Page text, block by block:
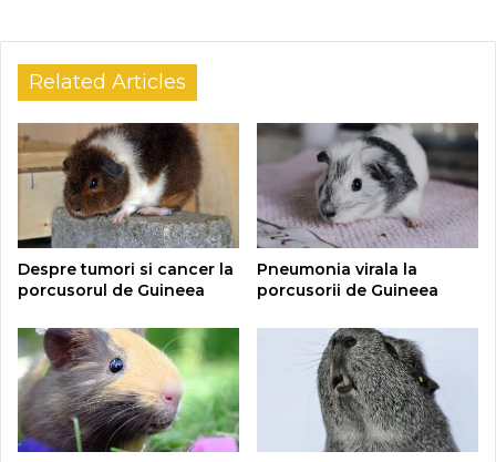
Related Articles
Despre tumori si cancer la
porcusorul de Guineea
Pneumonia virala la
porcusorii de Guineea